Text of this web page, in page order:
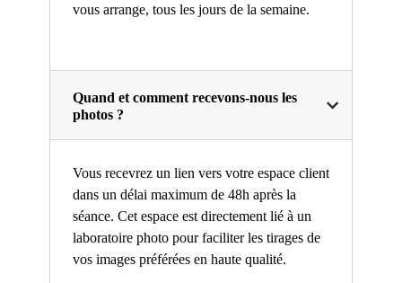
vous arrange, tous les jours de la semaine.
Quand et comment recevons-nous les
photos ?
Vous recevrez un lien vers votre espace client
dans un délai maximum de 48h après la
séance. Cet espace est directement lié à un
laboratoire photo pour faciliter les tirages de
vos images préférées en haute qualité.